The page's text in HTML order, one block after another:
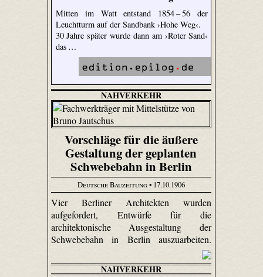
Mitten im Watt entstand 1854 – 56 der
Leuchtturm auf der Sandbank ›Hohe Weg‹.
30 Jahre später wurde dann am ›Roter Sand‹
das …
NAHVERKEHR
Vorschläge für die äußere
Gestaltung der geplanten
Schwebebahn in Berlin
Deutsche Bauzeitung• 17.10.1906
Vier Berliner Architekten wurden
aufgefordert, Entwürfe für die
architektonische Ausgestaltung der
Schwebebahn in Berlin auszuarbeiten.
NAHVERKEHR